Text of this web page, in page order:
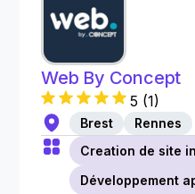
Web By Concept
5 (1)
Brest
Rennes
Creation de site
Développement